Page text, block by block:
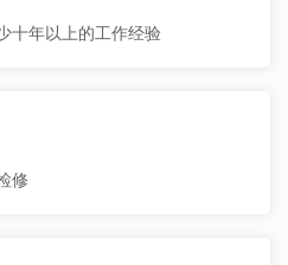
十年以上的工作经验
修